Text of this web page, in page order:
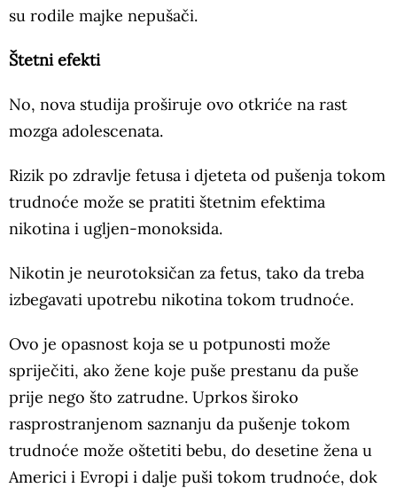
su rodile majke nepušači.
Štetni efekti
No, nova studija proširuje ovo otkriće na rast
mozga adolescenata.
Rizik po zdravlje fetusa i djeteta od pušenja tokom
trudnoće može se pratiti štetnim efektima
nikotina i ugljen-monoksida.
Nikotin je neurotoksičan za fetus, tako da treba
izbegavati upotrebu nikotina tokom trudnoće.
Ovo je opasnost koja se u potpunosti može
spriječiti, ako žene koje puše prestanu da puše
prije nego što zatrudne. Uprkos široko
rasprostranjenom saznanju da pušenje tokom
trudnoće može oštetiti bebu, do desetine žena u
Americi i Evropi i dalje puši tokom trudnoće, dok